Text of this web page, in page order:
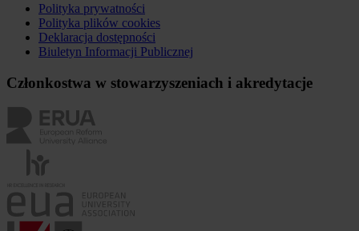
Polityka prywatności
Polityka plików cookies
Deklaracja dostępności
Biuletyn Informacji Publicznej
Członkostwa w stowarzyszeniach i akredytacje